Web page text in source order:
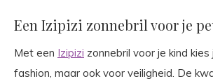
Een Izipizi zonnebril voor je
Met een Izipizi zonnebril voor je kind
fashion, maar ook voor veiligheid. De